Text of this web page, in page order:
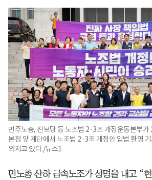
민주노총, 진보당 등 노조법 2·3조 개정운동본부가
본청 앞 계단에서 노조법 2·3조 개정안 입법 환영
외치고 있다./뉴스1
민노총 산하 금속노조가 성명을 내고 “